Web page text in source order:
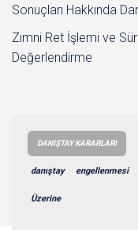
Sonuçları Hakkında
Zımni Ret İşlemi ve
Değerlendirme
DANIŞTAY KARARLARI
danıştay engellenmesi
Üzerine